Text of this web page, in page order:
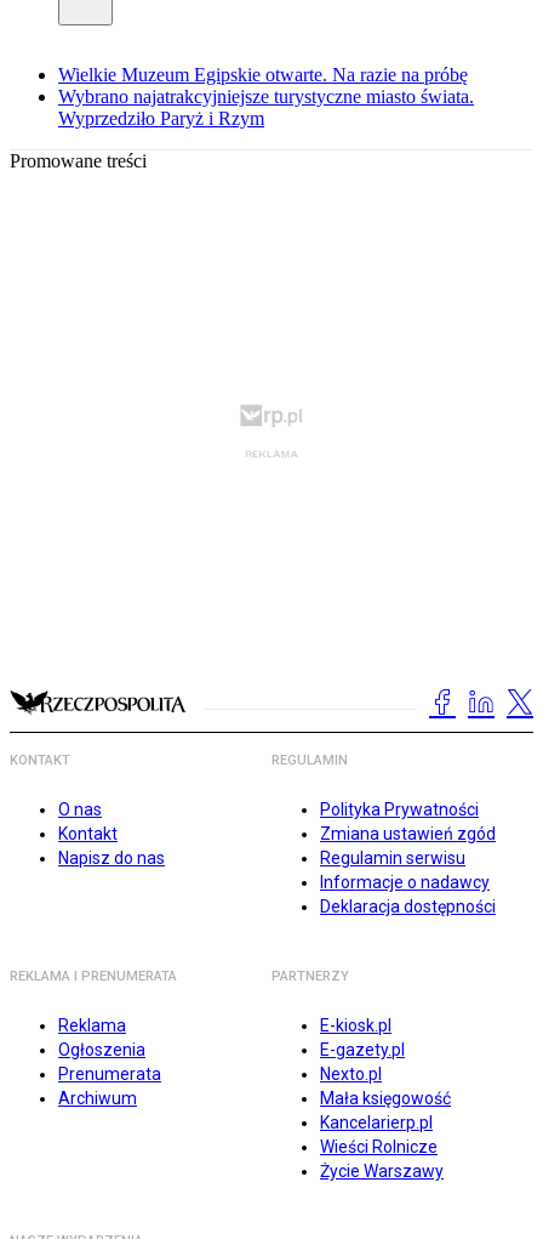
Wielkie Muzeum Egipskie otwarte. Na razie na próbę
Wybrano najatrakcyjniejsze turystyczne miasto świata.
Wyprzedziło Paryż i Rzym
Promowane treści
KONTAKT
O nas
Kontakt
Napisz do nas
REGULAMIN
Polityka Prywatności
Zmiana ustawień zgód
Regulamin serwisu
Informacje o nadawcy
Deklaracja dostępności
REKLAMA I PRENUMERATA
Reklama
Ogłoszenia
Prenumerata
Archiwum
PARTNERZY
E-kiosk.pl
E-gazety.pl
Nexto.pl
Mała księgowość
Kancelarierp.pl
Wieści Rolnicze
Życie Warszawy